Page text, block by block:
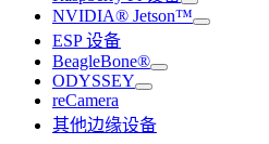
NVIDIA® Jetson™
ESP 设备
BeagleBone®
ODYSSEY
reCamera
其他边缘设备